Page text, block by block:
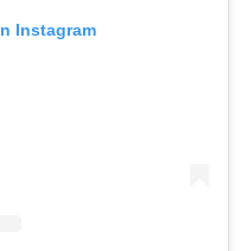
Instagram